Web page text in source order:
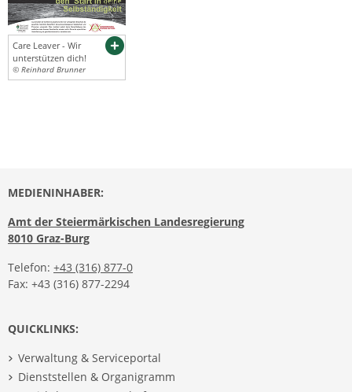
Care Leaver - Wir
unterstützen dich!
© Reinhard Brunner
MEDIENINHABER:
Amt der Steiermärkischen Landesregierung
8010 Graz-Burg
Telefon: +43 (316) 877-0
Fax: +43 (316) 877-2294
QUICKLINKS:
Verwaltung & Serviceportal
Dienststellen & Organigramm